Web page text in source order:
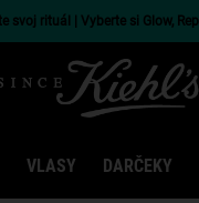
svoj rituál | Vyberte si Glow,
VLASY DARČEKY